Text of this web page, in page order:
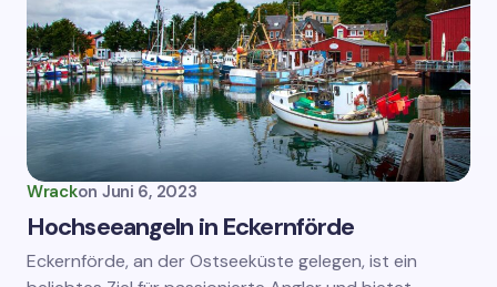
Wrackon Juni 6, 2023
Hochseeangeln in Eckernförde
Eckernförde, an der Ostseeküste gelegen, ist ein